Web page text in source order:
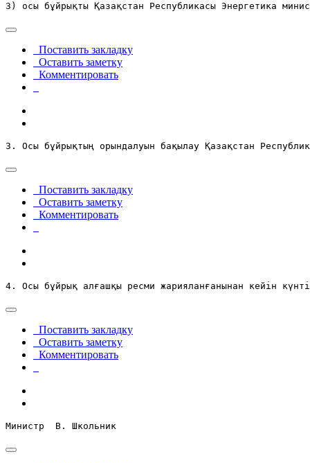
3) осы бұйрықты Қазақстан Республикасы Энергетика
Поставить закладку
Оставить заметку
Комментировать
3. Осы бұйрықтың орындалуын бақылау Қазақстан
Поставить закладку
Оставить заметку
Комментировать
4. Осы бұйрық алғашқы ресми жарияланғанынан кейін
Поставить закладку
Оставить заметку
Комментировать
Министр  В. Школьник